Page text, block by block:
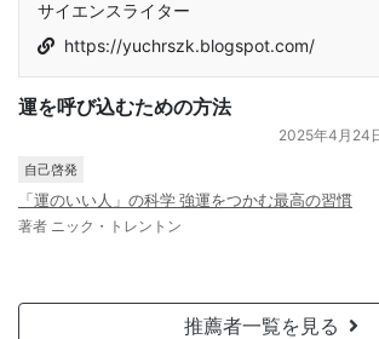
サイエンスライター
https://yuchrszk.blogspot.com/
運を呼び込むための方法
2025年4月24
自己啓発
「運のいい人」の科学 強運をつかむ最高の習慣
著者 ニック・トレントン
推薦者一覧を見る